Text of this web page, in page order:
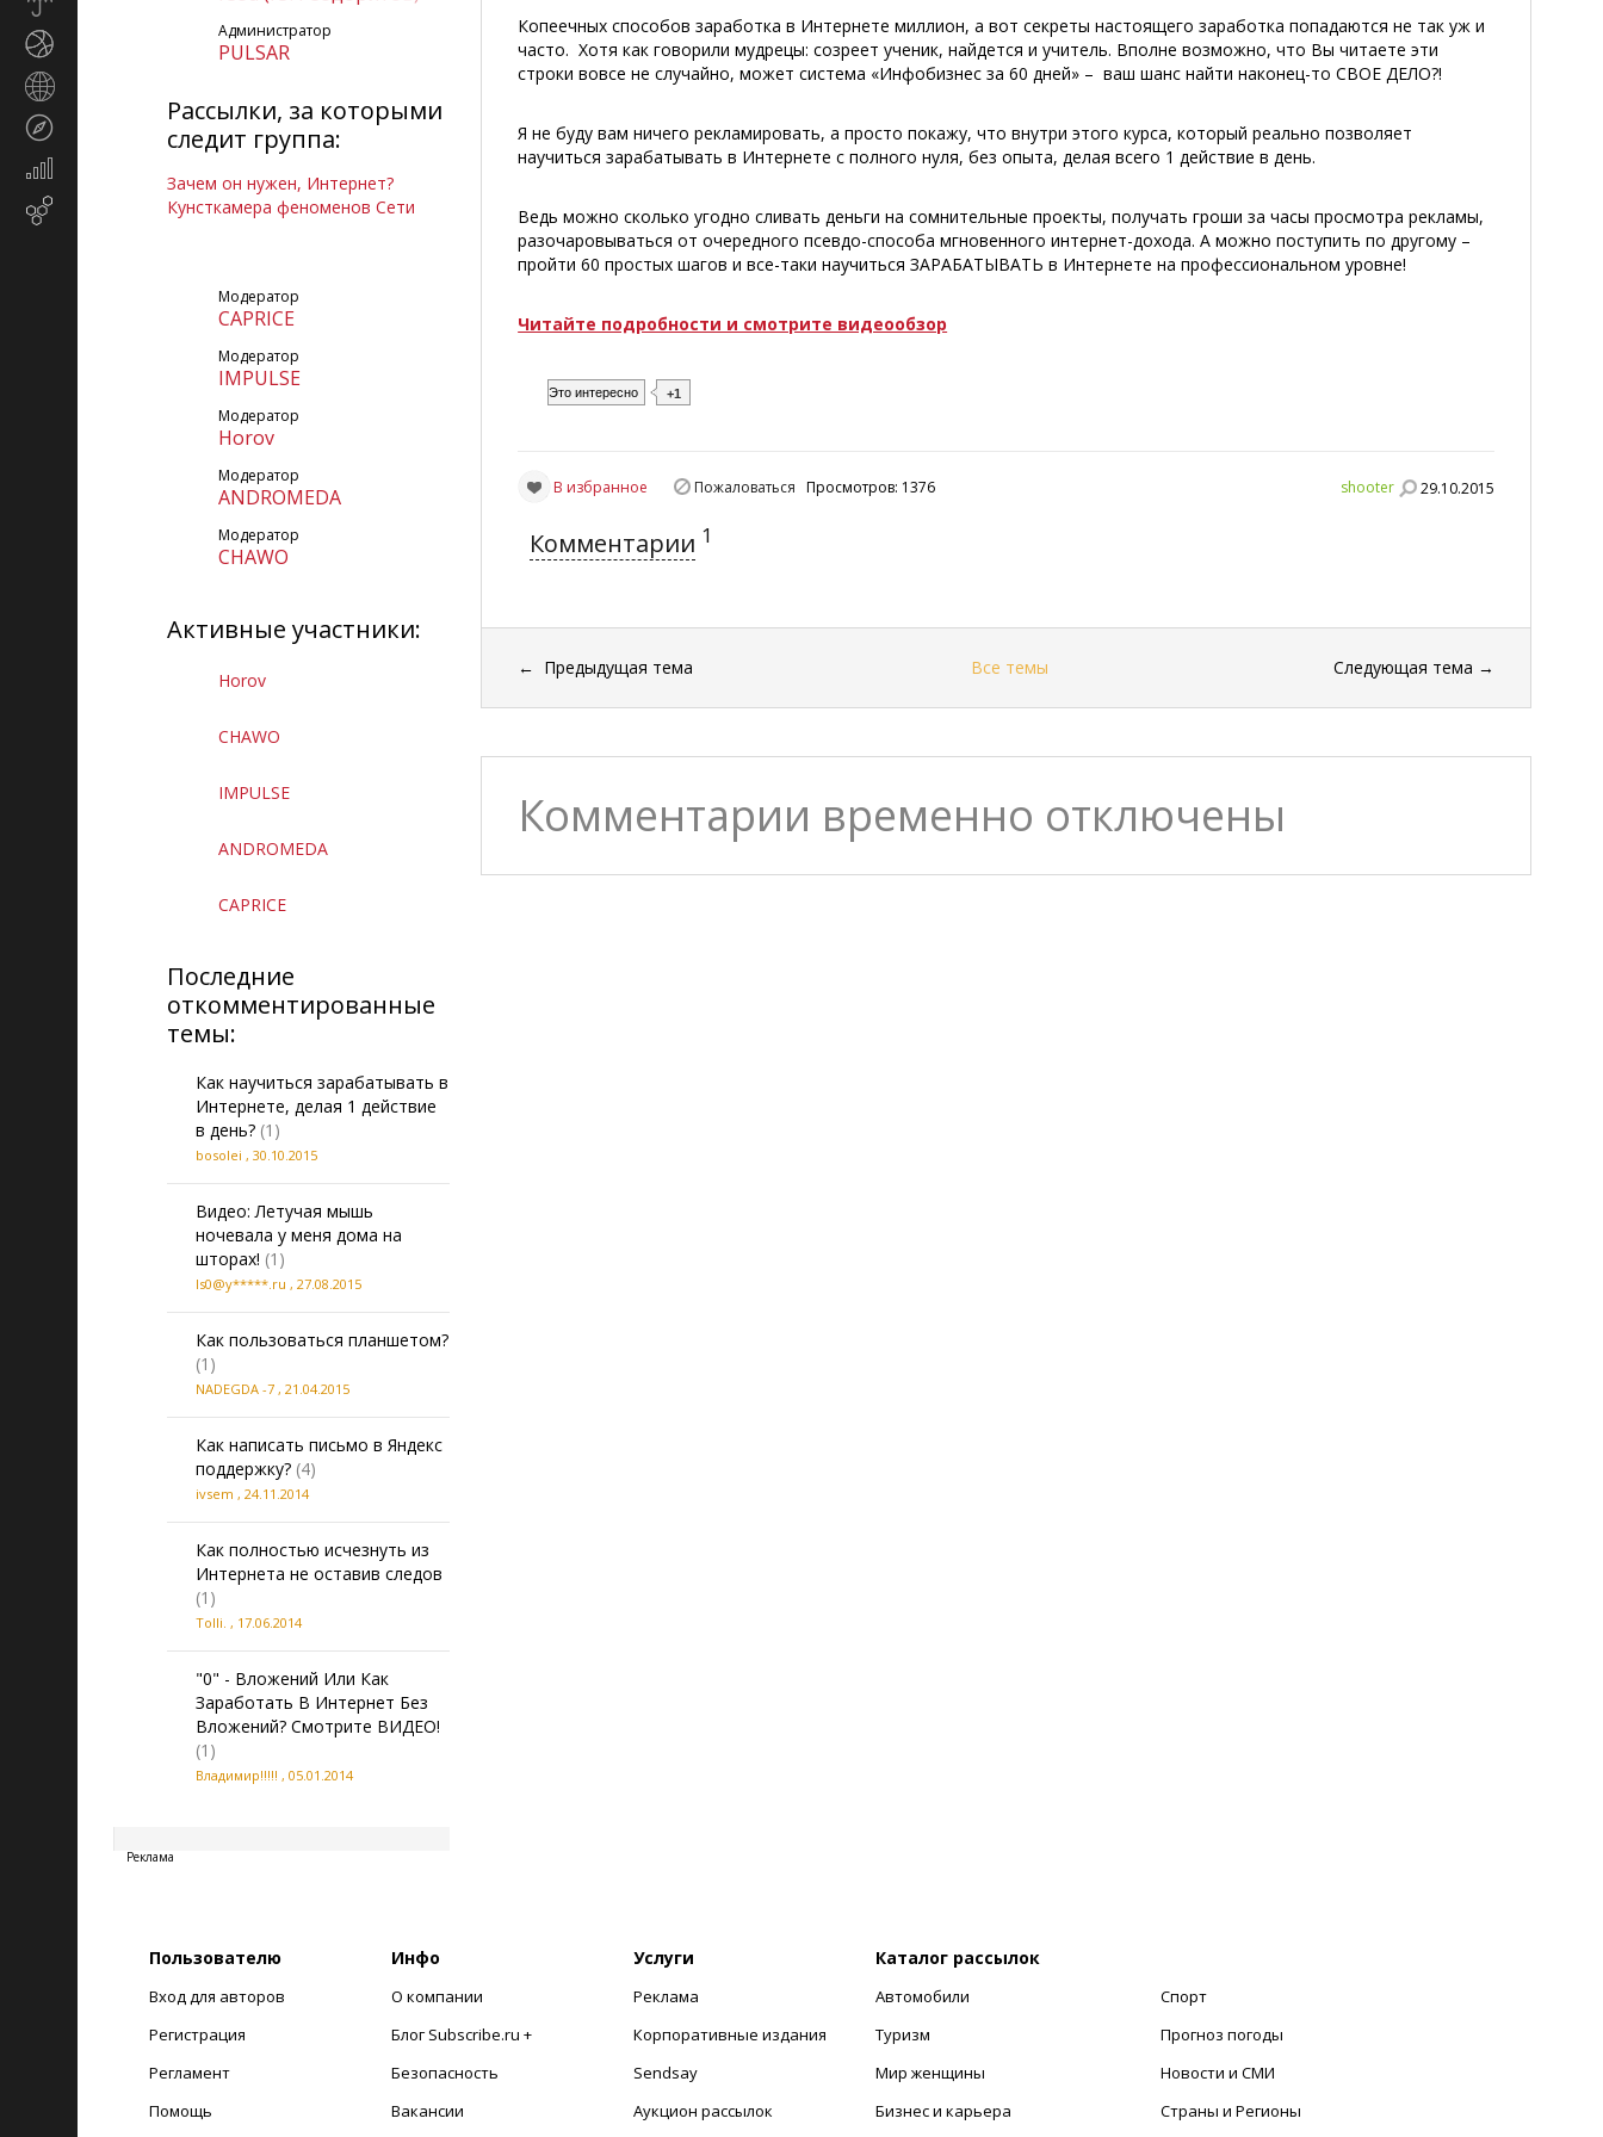
Администратор
PULSAR
Рассылки, за которыми
следит группа:
Зачем он нужен, Интернет?
Кунсткамера феноменов Сети
Модератор
CAPRICE
Модератор
IMPULSE
Модератор
Horov
Модератор
ANDROMEDA
Модератор
CHAWO
Активные участники:
Horov
CHAWO
IMPULSE
ANDROMEDA
CAPRICE
Последние
откомментированные
темы:
Как научиться зарабатывать в
Интернете, делая 1 действие
в день? (1)
bosolei , 30.10.2015
Видео: Летучая мышь
ночевала у меня дома на
шторах! (1)
ls0@y*****.ru , 27.08.2015
Как пользоваться планшетом?
(1)
NADEGDA -7 , 21.04.2015
Как написать письмо в Яндекс
поддержку? (4)
ivsem , 24.11.2014
Как полностью исчезнуть из
Интернета не оставив следов
(1)
Tolli. , 17.06.2014
"0" - Вложений Или Как
Заработать В Интернет Без
Вложений? Смотрите ВИДЕО!
(1)
Владимир!!!!! , 05.01.2014
Реклама
Копеечных способов заработка в Интернете миллион, а вот секреты настоящего заработка попадаются не так уж и
часто. Хотя как говорили мудрецы: созреет ученик, найдется и учитель. Вполне возможно, что Вы читаете эти
строки вовсе не случайно, может система «Инфобизнес за 60 дней» – ваш шанс найти наконец-то СВОЕ ДЕЛО?!
Я не буду вам ничего рекламировать, а просто покажу, что внутри этого курса, который реально позволяет
научиться зарабатывать в Интернете с полного нуля, без опыта, делая всего 1 действие в день.
Ведь можно сколько угодно сливать деньги на сомнительные проекты, получать гроши за часы просмотра рекламы,
разочаровываться от очередного псевдо-способа мгновенного интернет-дохода. А можно поступить по другому –
пройти 60 простых шагов и все-таки научиться ЗАРАБАТЫВАТЬ в Интернете на профессиональном уровне!
Читайте подробности и смотрите видеообзор
Это интересно +1
shooter 29.10.2015
В избранное Пожаловаться Просмотров: 1376
Комментарии 1
← Предыдущая тема Все темы Следующая тема →
Комментарии временно отключены
Пользователю
Вход для авторов
Регистрация
Регламент
Помощь
Инфо
О компании
Блог Subscribe.ru +
Безопасность
Вакансии
Услуги
Реклама
Корпоративные издания
Sendsay
Аукцион рассылок
Каталог рассылок
Автомобили
Туризм
Мир женщины
Бизнес и карьера
Спорт
Прогноз погоды
Новости и СМИ
Страны и Регионы